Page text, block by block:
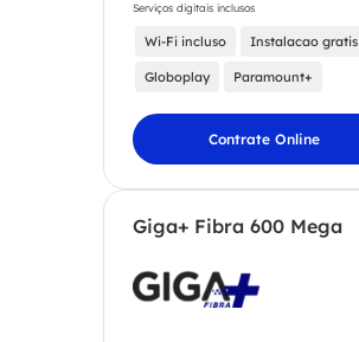
Serviços digitais inclusos
Wi-Fi incluso Instalacao gratis
Globoplay Paramount+
Contrate Online
Giga+ Fibra 600 Mega